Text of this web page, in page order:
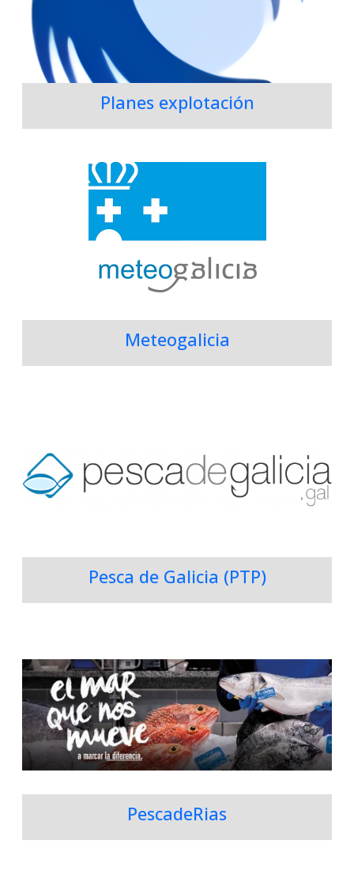
Planes explotación
Meteogalicia
Pesca de Galicia (PTP)
PescadeRias